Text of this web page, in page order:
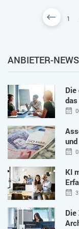
1
ANBIETER-NEWS
Die
KI